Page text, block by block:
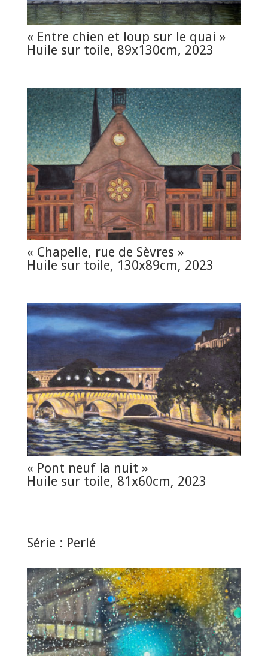
« Entre chien et loup sur le quai »
Huile sur toile, 89x130cm, 2023
« Chapelle, rue de Sèvres »
Huile sur toile, 130x89cm, 2023
« Pont neuf la nuit »
Huile sur toile, 81x60cm, 2023
Série : Perlé